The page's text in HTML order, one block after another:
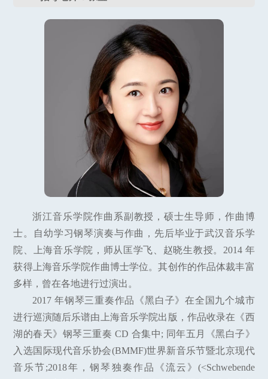
浙江音乐学院作曲系副教授，硕士生导师，作曲博
士。自幼学习钢琴演奏与作曲，先后毕业于武汉音乐学
院、上海音乐学院，师从匡学飞、赵晓生教授。2014 年
获得上海音乐学院作曲博士学位。其创作的作品体裁丰富
多样，曾在各地进行过演出。
2017 年钢琴三重奏作品《黑白子》在全国九个城市
进行巡演随后乐谱由上海音乐学院出版，作品收录在《西
湖的春天》钢琴三重奏 CD 合集中; 同年五月《黑白子》
入选国际现代音乐协会(BMMF)世界新音乐节暨北京现代
音乐节;2018年，钢琴独奏作品《流云》(<Schwebende